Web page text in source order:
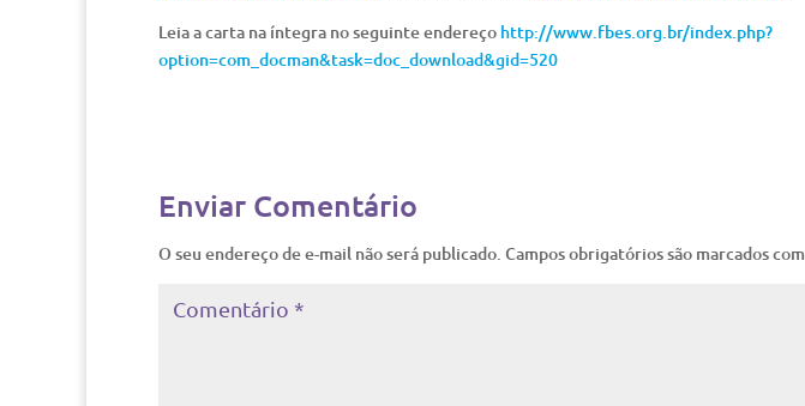
Leia a carta na íntegra no seguinte endereço http://www.fbes.org.br/index.php?
option=com_docman&task=doc_download&gid=520
Enviar Comentário
O seu endereço de e-mail não será publicado. Campos obrigatórios são marcados com